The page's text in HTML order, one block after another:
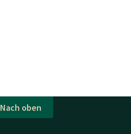
Nach oben